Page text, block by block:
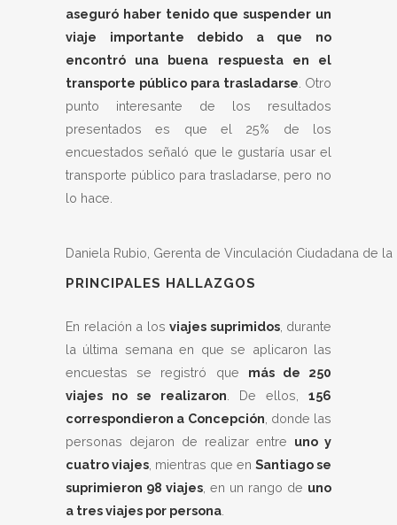
aseguró haber tenido que suspender un
viaje importante debido a que no
encontró una buena respuesta en el
transporte público para trasladarse . Otro
punto interesante de los resultados
presentados es que el 25% de los
encuestados señaló que le gustaría usar el
transporte público para trasladarse, pero no
lo hace.
Daniela Rubio, Gerenta de Vinculación Ciudadana de
PRINCIPALES HALLAZGOS
En relación a los viajes suprimidos, durante
la última semana en que se aplicaron las
encuestas se registró que más de 250
viajes no se realizaron . De ellos, 156
correspondieron a Concepción , donde las
personas dejaron de realizar entre uno y
cuatro viajes , mientras que en Santiago se
suprimieron 98 viajes , en un rango de uno
a tres viajes por persona